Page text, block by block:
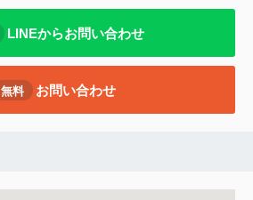
LINEからお問い合わせ
無料 お問い合わせ